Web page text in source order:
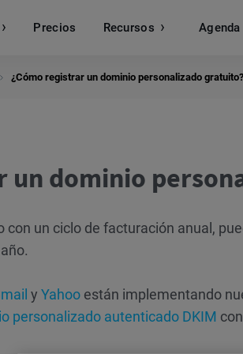
Precios Recursos Buscar
¿Cómo registrar un dominio personalizado gratuito?
un dominio
con un ciclo de facturación anual,
y Yahoo están implementando
personalizado autenticado DKIM con